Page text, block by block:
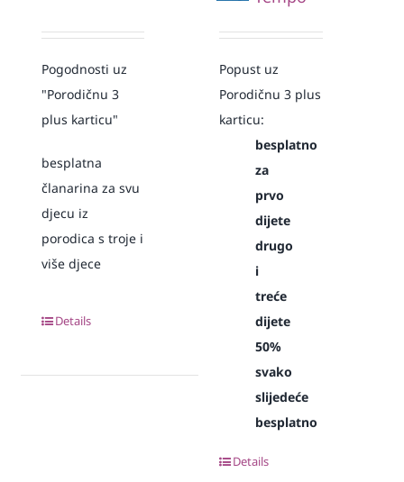
Pogodnosti uz
"Porodičnu 3
plus karticu"
besplatna
članarina za svu
djecu iz
porodica s troje i
više djece
Details
Popust uz
Porodičnu 3 plus
karticu:
besplatno
za
prvo
dijete
drugo
i
treće
dijete
50%
svako
slijedeće
besplatno
Details